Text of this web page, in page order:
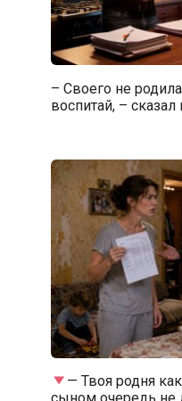
– Своего не
воспитай, –
— Твоя родня